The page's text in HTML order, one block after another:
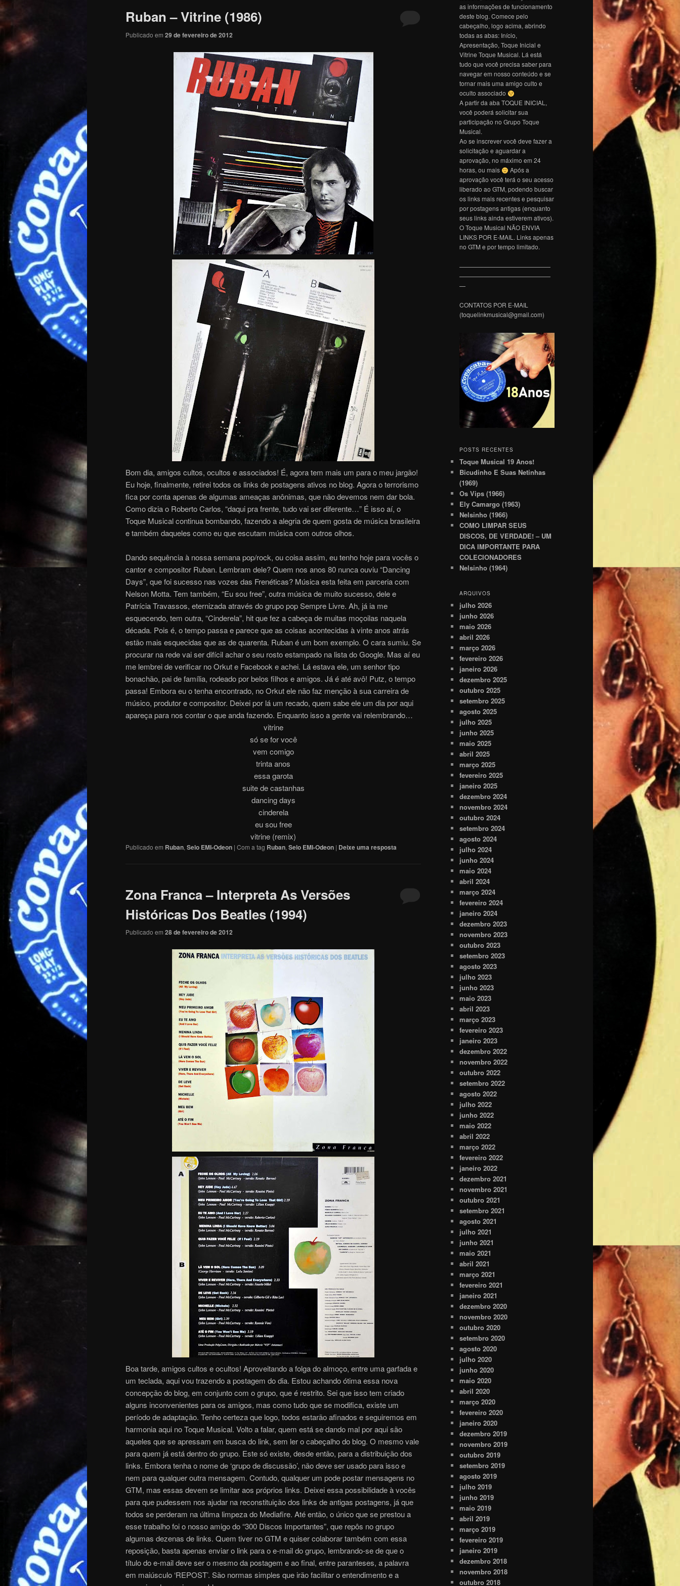
Ruban – Vitrine (1986)
Publicado em 29 de fevereiro de 2012
Bom dia, amigos cultos, ocultos e associados! É, agora tem mais um para o meu jargão!
Eu hoje, finalmente, retirei todos os links de postagens ativos no blog. Agora o terrorismo
fica por conta apenas de algumas ameaças anônimas, que não devemos nem dar bola.
Como dizia o Roberto Carlos, “daqui pra frente, tudo vai ser diferente…” É isso aí, o
Toque Musical continua bombando, fazendo a alegria de quem gosta de música brasileira
e também daqueles como eu que escutam música com outros olhos.
Dando sequência à nossa semana pop/rock, ou coisa assim, eu tenho hoje para vocês o
cantor e compositor Ruban. Lembram dele? Quem nos anos 80 nunca ouviu “Dancing
Days”, que foi sucesso nas vozes das Frenéticas? Música esta feita em parceria com
Nelson Motta. Tem também, “Eu sou free”, outra música de muito sucesso, dele e
Patrícia Travassos, eternizada através do grupo pop Sempre Livre. Ah, já ia me
esquecendo, tem outra, “Cinderela”, hit que fez a cabeça de muitas moçoilas naquela
década. Pois é, o tempo passa e parece que as coisas acontecidas à vinte anos atrás
estão mais esquecidas que as de quarenta. Ruban é um bom exemplo. O cara sumiu. Se
procurar na rede vai ser difícil achar o seu rosto estampado na lista do Google. Mas aí eu
me lembrei de verificar no Orkut e Facebook e achei. Lá estava ele, um senhor tipo
bonachão, pai de família, rodeado por belos filhos e amigos. Já é até avô! Putz, o tempo
passa! Embora eu o tenha encontrado, no Orkut ele não faz menção à sua carreira de
músico, produtor e compositor. Deixei por lá um recado, quem sabe ele um dia por aqui
apareça para nos contar o que anda fazendo. Enquanto isso a gente vai relembrando…
vitrine
só se for você
vem comigo
trinta anos
essa garota
suite de castanhas
dancing days
cinderela
eu sou free
vitrine (remix)
Publicado em Ruban, Selo EMI-Odeon | Com a tag Ruban, Selo EMI-Odeon | Deixe uma resposta
Zona Franca – Interpreta As Versões
Históricas Dos Beatles (1994)
Publicado em 28 de fevereiro de 2012
Boa tarde, amigos cultos e ocultos! Aproveitando a folga do almoço, entre uma garfada e
um teclada, aqui vou trazendo a postagem do dia. Estou achando ótima essa nova
concepção do blog, em conjunto com o grupo, que é restrito. Sei que isso tem criado
alguns inconvenientes para os amigos, mas como tudo que se modifica, existe um
período de adaptação. Tenho certeza que logo, todos estarão afinados e seguiremos em
harmonia aqui no Toque Musical. Volto a falar, quem está se dando mal por aqui são
aqueles que se apressam em busca do link, sem ler o cabeçalho do blog. O mesmo vale
para quem já está dentro do grupo. Este só existe, desde então, para a distribuição dos
links. Embora tenha o nome de ‘grupo de discussão’, não deve ser usado para isso e
nem para qualquer outra mensagem. Contudo, qualquer um pode postar mensagens no
GTM, mas essas devem se limitar aos próprios links. Deixei essa possibilidade à vocês
para que pudessem nos ajudar na reconstituição dos links de antigas postagens, já que
todos se perderam na última limpeza do Mediafire. Até então, o único que se prestou a
esse trabalho foi o nosso amigo do “300 Discos Importantes”, que repôs no grupo
algumas dezenas de links. Quem tiver no GTM e quiser colaborar também com essa
reposição, basta apenas enviar o link para o e-mail do grupo, lembrando-se de que o
título do e-mail deve ser o mesmo da postagem e ao final, entre paranteses, a palavra
em maiúsculo ‘REPOST’. São normas simples que irão facilitar o entendimento e a
as informações de funcionamento
deste blog. Comece pelo
cabeçalho, logo acima, abrindo
todas as abas: Início,
Apresentação, Toque Inicial e
Vitrine Toque Musical. Lá está
tudo que você precisa saber para
navegar em nosso conteúdo e se
tornar mais uma amigo culto e
oculto associado
A partir da aba TOQUE INICIAL,
você poderá solicitar sua
participação no Grupo Toque
Musical.
Ao se inscrever você deve fazer a
solicitação e aguardar a
aprovação, no máximo em 24
horas, ou mais
Após a
aprovação você terá o seu acesso
liberado ao GTM, podendo buscar
os links mais recentes e pesquisar
por postagens antigas (enquanto
seus links ainda estiverem ativos).
O Toque Musical NÃO ENVIA
LINKS POR E-MAIL. Links apenas
no GTM e por tempo limitado.
———————————————
———————————————
—
CONTATOS POR E-MAIL
(toquelinkmusical@gmail.com)
POSTS RECENTES
Toque Musical 19 Anos!
Bicudinho E Suas Netinhas
(1969)
Os Vips (1966)
Ely Camargo (1963)
Nelsinho (1966)
COMO LIMPAR SEUS
DISCOS, DE VERDADE! – UM
DICA IMPORTANTE PARA
COLECIONADORES
Nelsinho (1964)
ARQUIVOS
julho 2026
junho 2026
maio 2026
abril 2026
março 2026
fevereiro 2026
janeiro 2026
dezembro 2025
outubro 2025
setembro 2025
agosto 2025
julho 2025
junho 2025
maio 2025
abril 2025
março 2025
fevereiro 2025
janeiro 2025
dezembro 2024
novembro 2024
outubro 2024
setembro 2024
agosto 2024
julho 2024
junho 2024
maio 2024
abril 2024
março 2024
fevereiro 2024
janeiro 2024
dezembro 2023
novembro 2023
outubro 2023
setembro 2023
agosto 2023
julho 2023
junho 2023
maio 2023
abril 2023
março 2023
fevereiro 2023
janeiro 2023
dezembro 2022
novembro 2022
outubro 2022
setembro 2022
agosto 2022
julho 2022
junho 2022
maio 2022
abril 2022
março 2022
fevereiro 2022
janeiro 2022
dezembro 2021
novembro 2021
outubro 2021
setembro 2021
agosto 2021
julho 2021
junho 2021
maio 2021
abril 2021
março 2021
fevereiro 2021
janeiro 2021
dezembro 2020
novembro 2020
outubro 2020
setembro 2020
agosto 2020
julho 2020
junho 2020
maio 2020
abril 2020
março 2020
fevereiro 2020
janeiro 2020
dezembro 2019
novembro 2019
outubro 2019
setembro 2019
agosto 2019
julho 2019
junho 2019
maio 2019
abril 2019
março 2019
fevereiro 2019
janeiro 2019
dezembro 2018
novembro 2018
outubro 2018